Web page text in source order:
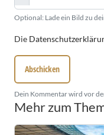
Optional: Lade ein Bild zu
Die
Abschicken
Dein Kommentar wird vor
Mehr zum